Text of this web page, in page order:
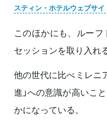
スティン・ホテルウェブサイ
このほかにも、ルー
セッションを取り入れ
他の世代に比べミレニ
進」への意識が高いこ
かになっている。